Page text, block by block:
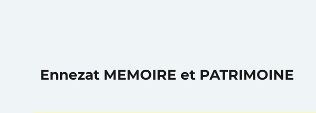
Ennezat MEMOIRE et PATRIMOINE